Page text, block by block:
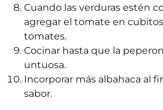
Cuando las verduras estén
agregar el tomate en cubitos
tomates.
Cocinar hasta que la
untuosa.
Incorporar más albahaca al
sabor.